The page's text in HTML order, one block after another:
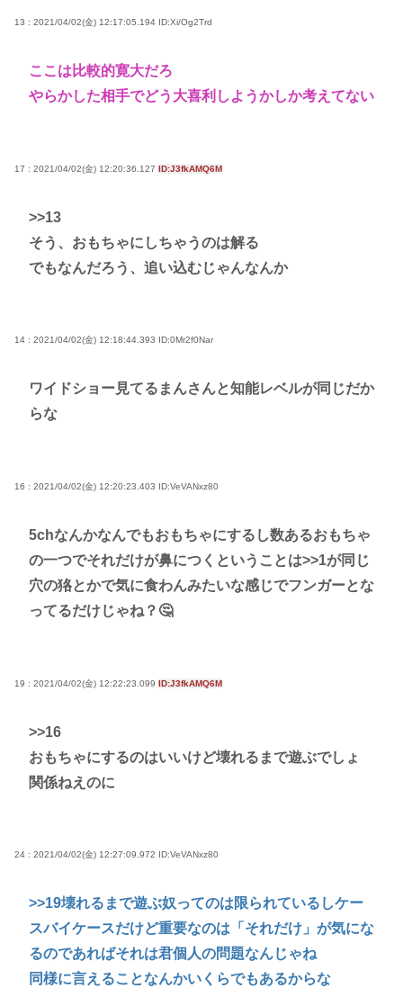
13 : 2021/04/02(金) 12:17:05.194 ID:Xi/Og2Trd
ここは比較的寛大だろ
やらかした相手でどう大喜利しようかしか考えてない
17 : 2021/04/02(金) 12:20:36.127 ID:J3fkAMQ6M
>>13
そう、おもちゃにしちゃうのは解る
でもなんだろう、追い込むじゃんなんか
14 : 2021/04/02(金) 12:18:44.393 ID:0Mr2f0Nar
ワイドショー見てるまんさんと知能レベルが同じだか
らな
16 : 2021/04/02(金) 12:20:23.403 ID:VeVANxz80
5chなんかなんでもおもちゃにするし数あるおもちゃ
の一つでそれだけが鼻につくということは>>1が同じ
穴の狢とかで気に食わんみたいな感じでフンガーとな
ってるだけじゃね？🤔
19 : 2021/04/02(金) 12:22:23.099 ID:J3fkAMQ6M
>>16
おもちゃにするのはいいけど壊れるまで遊ぶでしょ
関係ねえのに
24 : 2021/04/02(金) 12:27:09.972 ID:VeVANxz80
>>19壊れるまで遊ぶ奴ってのは限られているしケー
スバイケースだけど重要なのは「それだけ」が気にな
るのであればそれは君個人の問題なんじゃね
同様に言えることなんかいくらでもあるからな